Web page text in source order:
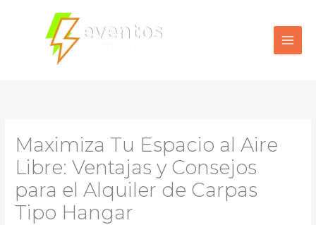
contenido
Maximiza Tu Espacio al Aire
Libre: Ventajas y Consejos
para el Alquiler de Carpas
Tipo Hangar